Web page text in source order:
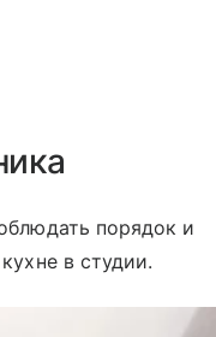
порядок и
в студии.